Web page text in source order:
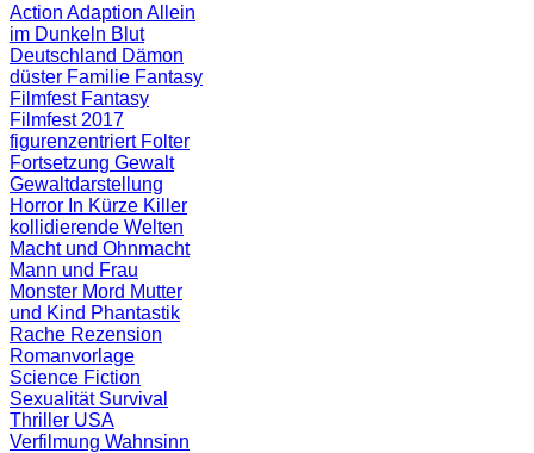
Action Adaption Allein
im Dunkeln Blut
Deutschland Dämon
düster Familie Fantasy
Filmfest Fantasy
Filmfest 2017
figurenzentriert Folter
Fortsetzung Gewalt
Gewaltdarstellung
Horror In Kürze Killer
kollidierende Welten
Macht und Ohnmacht
Mann und Frau
Monster Mord Mutter
und Kind Phantastik
Rache Rezension
Romanvorlage
Science Fiction
Sexualität Survival
Thriller USA
Verfilmung Wahnsinn